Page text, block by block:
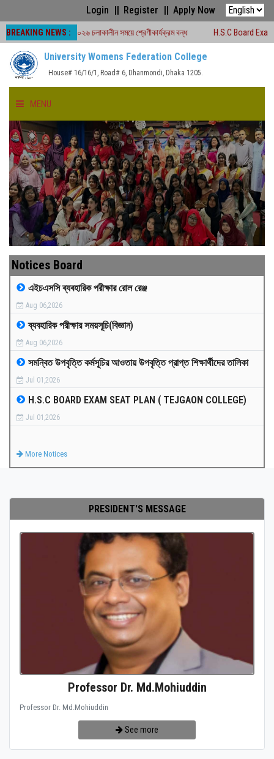
Login Register Apply Now
BREAKING NEWS :
পরীক্ষা -২০২৬ চলাকালীন সময়ে শ্রেণীকার্যক্রম বন্ধ H.S.C Board Exam Seat Plan (
University Womens Federation College
House# 16/16/1, Road# 6, Dhanmondi, Dhaka 1205.
MENU
HOME
ABOUT US
FACULTIES
ACADEMICS
GALLERY
MEDIA
PAYMENT
CO-CURRICULUM
RESULTS
Notices Board
এইচএসসি ব্যবহারিক পরীক্ষার রোল রেঞ্জ
Aug 06,2026
ব্যবহারিক পরীক্ষার সময়সূচি(বিজ্ঞান)
Aug 06,2026
সমন্বিত উপবৃত্তি কর্মসূচির আওতায় উপবৃত্তি প্রাপ্ত শিক্ষার্থীদের তালিকা
Jul 01,2026
H.S.C BOARD EXAM SEAT PLAN ( TEJGAON COLLEGE)
Jul 01,2026
More Notices
PRESIDENT'S MESSAGE
Professor Dr. Md.Mohiuddin
Professor Dr. Md.Mohiuddin
See more